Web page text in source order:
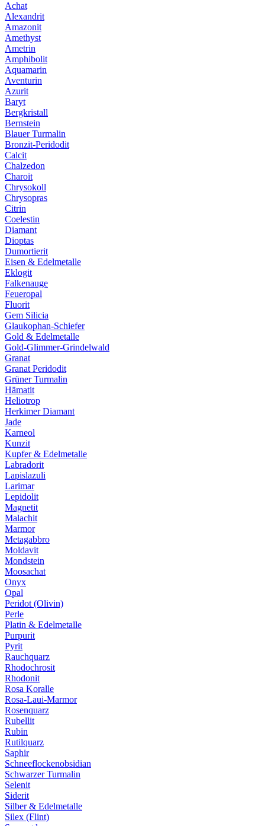
Achat
Alexandrit
Amazonit
Amethyst
Ametrin
Amphibolit
Aquamarin
Aventurin
Azurit
Baryt
Bergkristall
Bernstein
Blauer Turmalin
Bronzit-Peridodit
Calcit
Chalzedon
Charoit
Chrysokoll
Chrysopras
Citrin
Coelestin
Diamant
Dioptas
Dumortierit
Eisen & Edelmetalle
Eklogit
Falkenauge
Feueropal
Fluorit
Gem Silicia
Glaukophan-Schiefer
Gold & Edelmetalle
Gold-Glimmer-Grindelwald
Granat
Granat Peridodit
Grüner Turmalin
Hämatit
Heliotrop
Herkimer Diamant
Jade
Karneol
Kunzit
Kupfer & Edelmetalle
Labradorit
Lapislazuli
Larimar
Lepidolit
Magnetit
Malachit
Marmor
Metagabbro
Moldavit
Mondstein
Moosachat
Onyx
Opal
Peridot (Olivin)
Perle
Platin & Edelmetalle
Purpurit
Pyrit
Rauchquarz
Rhodochrosit
Rhodonit
Rosa Koralle
Rosa-Laui-Marmor
Rosenquarz
Rubellit
Rubin
Rutilquarz
Saphir
Schneeflockenobsidian
Schwarzer Turmalin
Selenit
Siderit
Silber & Edelmetalle
Silex (Flint)